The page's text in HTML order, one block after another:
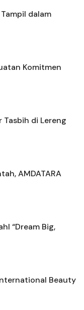
dalam
Komitmen
Tasbih di Lereng
AMDATARA
“Dream Big,
Beauty